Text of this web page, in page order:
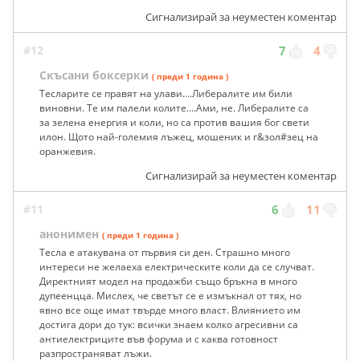
Сигнализирай за неуместен коментар
#12 7 4
Скъсани боксерки ( преди 1 година )
Тесларите се правят на улави....Либералите им били
виновни. Те им палели колите....Ами, не. Либералите са
за зелена енергия и коли, но са против вашия бог свети
илон. Щото най-големия лъжец, мошеник и г&зол#зец на
оранжевия.
Сигнализирай за неуместен коментар
#11 6 11
анонимен ( преди 1 година )
Тесла е атакувана от първия си ден. Страшно много
интереси не желаеха електрическите коли да се случват.
Директният модел на продажби също бръкна в много
дупеенцца. Мислех, че светът се е измъкнал от тях, но
явно все още имат твърде много власт. Влиянието им
достига дори до тук: всички знаем колко агресивни са
антиелектриците във форума и с каква готовност
разпространяват лъжи.